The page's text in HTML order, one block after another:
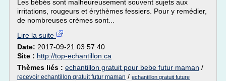
Les bébés sont malheureusement souvent sujets aux
irritations, rougeurs et érythèmes fessiers. Pour y remédier,
de nombreuses crèmes sont...
Lire la suite
Date: 2017-09-21 03:57:40
Site : http://top-echantillon.ca
Thèmes liés : echantillon gratuit pour bebe futur maman /
recevoir echantillon gratuit futur maman / echantillon gratuit future